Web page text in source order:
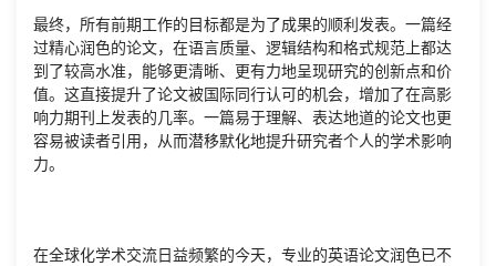
最终，所有前期工作的目标都是为了成果的顺利发表。一篇经
过精心润色的论文，在语言质量、逻辑结构和格式规范上都达
到了较高水准，能够更清晰、更有力地呈现研究的创新点和价
值。这直接提升了论文被国际同行认可的机会，增加了在高影
响力期刊上发表的几率。一篇易于理解、表达地道的论文也更
容易被读者引用，从而潜移默化地提升研究者个人的学术影响
力。
在全球化学术交流日益频繁的今天，专业的英语论文润色已不